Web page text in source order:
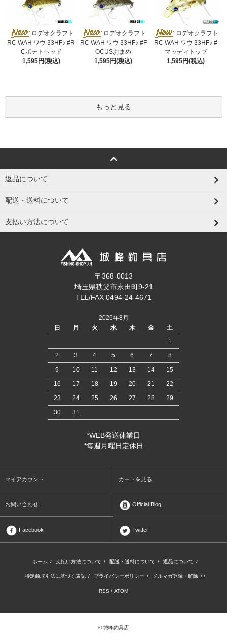
ロデオクラフト
RC WAH ワウ 33HF♪ #R
Cポテトヘッド
1,595円(税込)
ロデオクラフト
RC WAH ワウ 33HF♪ #F
OCUSおまめ
1,595円(税込)
ロデオクラフト
RC WAH ワウ 33HF♪ #
マッディトップ
1,595円(税込)
もっと見る
返品について
配送・送料について
支払い方法について
〒368-0013
埼玉県秩父市永田町9-21
TEL/FAX 0494-24-4671
2026年8月
日
月 火 水 木 金
土
1
2
3 4 5 6 7
8
9
10 11 12 13 14
15
16
17 18 19 20 21
22
23
24 25 26 27 28
29
30
31
*WEB発送休業日
*毎週月曜日定休日
マイアカウント カートを見る
お問い合わせ Official Blog
Facebook Twitter
ホーム / 支払い方法について / 配送・送料について / 返品について /
特定商取引法に基づく表記 / プライバシーポリシー / メルマガ登録・解除 / /
RSS / ATOM
© 城峰釣具店